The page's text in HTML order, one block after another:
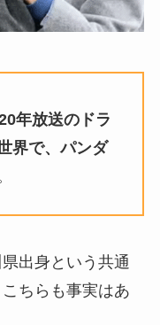
年放送のドラ
界で、パンダ
出身という共通
ちらも事実はあ